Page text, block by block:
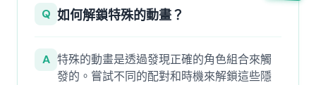
Q 如何解鎖特殊的動畫？
A 特殊的動畫是透過發現正確的角色組合來觸
發的。嘗試不同的配對和時機來解鎖這些隱